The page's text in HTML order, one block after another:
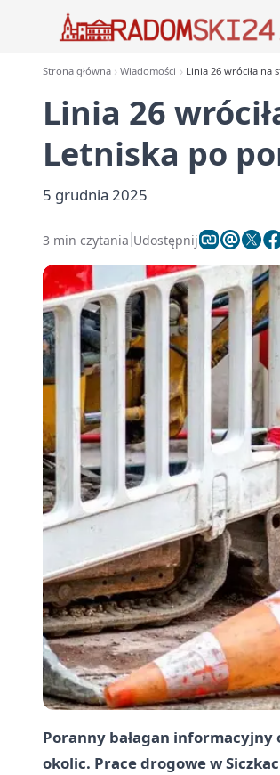
Strona główna Wiadomości Linia 26 wróciła na
Linia 26
Letniska po
5 grudnia 2025
3 min czytania Udostępnij
Poranny bałagan informacyjny
okolic. Prace drogowe w